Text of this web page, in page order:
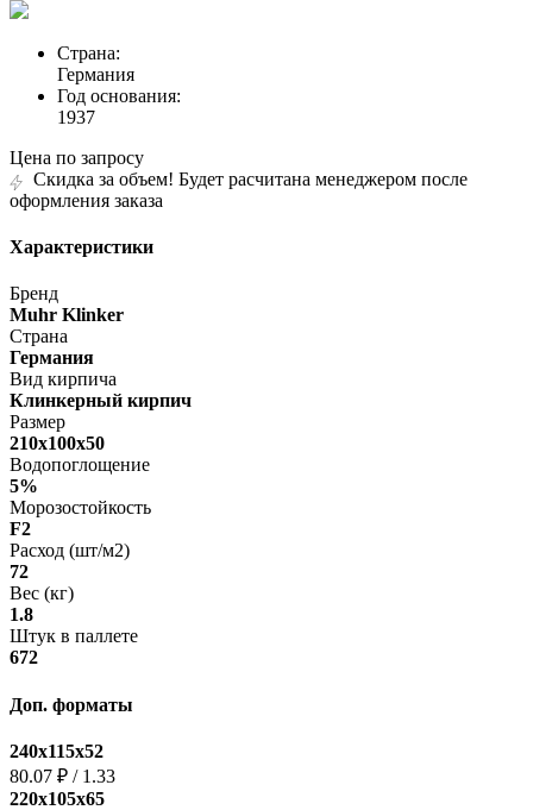
Страна:
Германия
Год основания:
1937
Цена по запросу
Скидка за объем! Будет расчитана менеджером после
оформления заказа
Характеристики
Бренд
Muhr Klinker
Страна
Германия
Вид кирпича
Клинкерный кирпич
Размер
210х100х50
Водопоглощение
5%
Морозостойкость
F2
Расход (шт/м2)
72
Вес (кг)
1.8
Штук в паллете
672
Доп. форматы
240x115x52
80.07 ₽ / 1.33
220x105x65